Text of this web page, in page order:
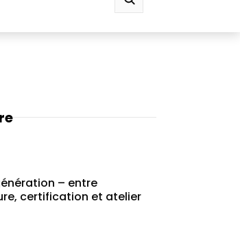
– entre
certification et atelier